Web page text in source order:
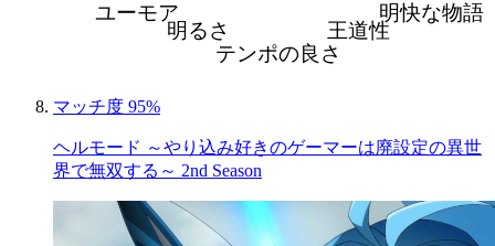
明快な物語
王道性
テンポの良さ
明るさ
ユーモア
マッチ度 95%
ヘルモード ～やり込み好きのゲーマーは廃設定の異世
界で無双する～ 2nd Season